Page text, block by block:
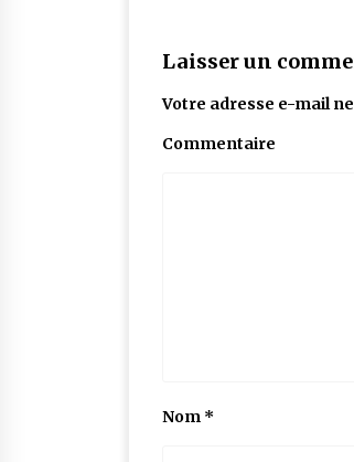
Laisser un
Votre adresse e-mail
Commentaire
Nom *